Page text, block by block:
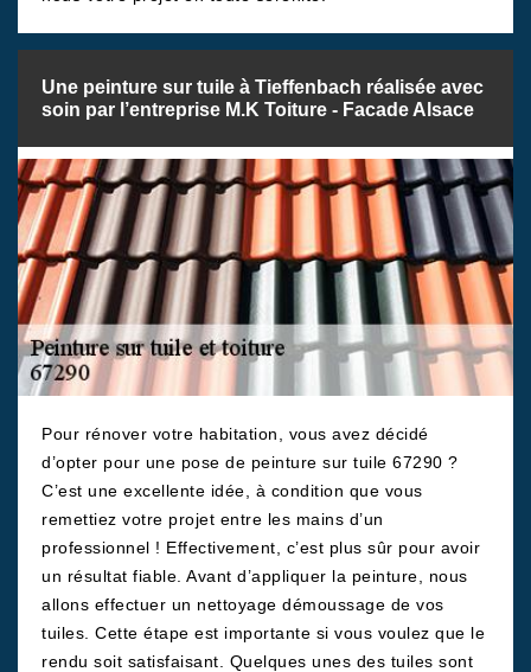
Une peinture sur tuile à Tieffenbach réalisée avec
soin par l’entreprise M.K Toiture - Facade Alsace
Pour rénover votre habitation, vous avez décidé
d’opter pour une pose de peinture sur tuile 67290 ?
C’est une excellente idée, à condition que vous
remettiez votre projet entre les mains d’un
professionnel ! Effectivement, c’est plus sûr pour avoir
un résultat fiable. Avant d’appliquer la peinture, nous
allons effectuer un nettoyage démoussage de vos
tuiles. Cette étape est importante si vous voulez que le
rendu soit satisfaisant. Quelques unes des tuiles sont